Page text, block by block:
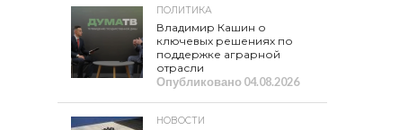
ПОЛИТИКА
Владимир Кашин о
ключевых решениях по
поддержке аграрной
отрасли
Опубликовано04.08.2026
НОВОСТИ